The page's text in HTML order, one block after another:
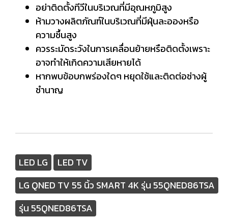
อย่าติดตั้งทีวีในบริเวณที่มีอุณหภูมิสูง
ห้ามวางผลิตภัณฑ์ในบริเวณที่มีฝุ่นละอองหรือ
ความชื้นสูง
ควรระมัดระวังในการเคลื่อนย้ายหรือติดตั้งเพราะ
อาจทำให้เกิดความเสียหายได้
หากพบข้อบกพร่องใดๆ หยุดใช้และติดต่อช่างผู้
ชำนาญ
LED LG
LED TV
LG QNED TV 55 นิ้ว SMART 4K รุ่น 55QNED86TSA
รุ่น 55QNED86TSA